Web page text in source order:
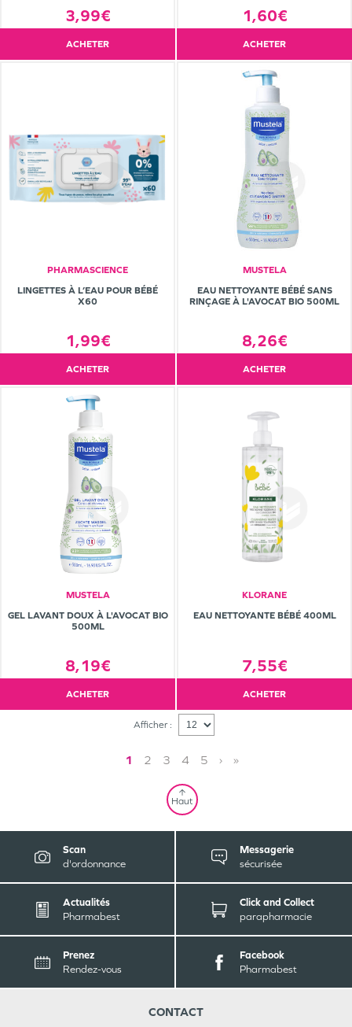
3,99€
ACHETER
1,60€
ACHETER
PHARMASCIENCE
LINGETTES À L’EAU POUR BÉBÉ
X60
1,99€
ACHETER
MUSTELA
EAU NETTOYANTE BÉBÉ SANS
RINÇAGE À L'AVOCAT BIO 500ML
8,26€
ACHETER
MUSTELA
GEL LAVANT DOUX À L'AVOCAT BIO
500ML
8,19€
ACHETER
KLORANE
EAU NETTOYANTE BÉBÉ 400ML
7,55€
ACHETER
Afficher :
1 2 3 4 5 › »
Haut
Scan
d'ordonnance
Messagerie
sécurisée
Actualités
Pharmabest
Click and Collect
parapharmacie
Prenez
Rendez-vous
Facebook
Pharmabest
CONTACT